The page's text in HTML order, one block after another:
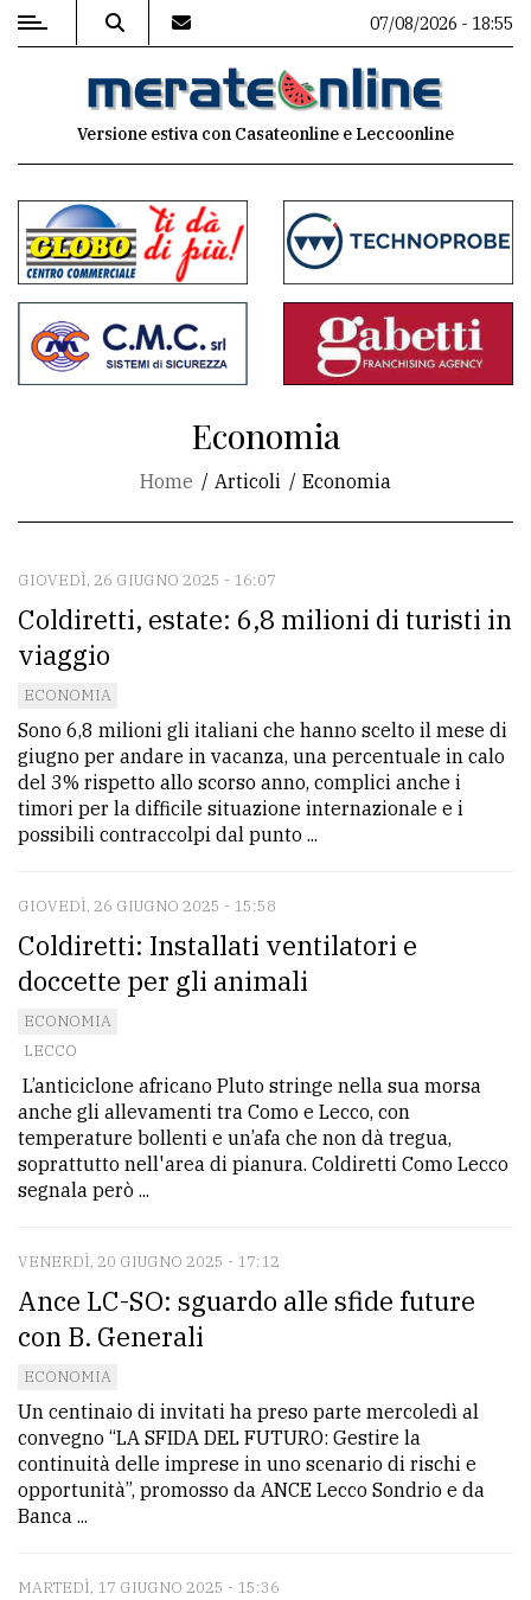
MENU
commenti
Contenuti
del
sito
CONTATTI
La
redazione
Per
la
tua
CERCA
Cerca
per
comune
Ricerca
avanzata
TESTATE
PRIVACY
Privacy
policy
07/08/2026 - 18:55
Versione estiva con Casateonline e Leccoonline
Economia
Home Articoli Economia
GIOVEDÌ, 26 GIUGNO 2025 - 16:07
Coldiretti, estate: 6,8 milioni di turisti in
viaggio
ECONOMIA
Sono 6,8 milioni gli italiani che hanno scelto il mese di
giugno per andare in vacanza, una percentuale in calo
del 3% rispetto allo scorso anno, complici anche i
timori per la difficile situazione internazionale e i
possibili contraccolpi dal punto ...
GIOVEDÌ, 26 GIUGNO 2025 - 15:58
Coldiretti: Installati ventilatori e
doccette per gli animali
ECONOMIA
LECCO
L’anticiclone africano Pluto stringe nella sua morsa
anche gli allevamenti tra Como e Lecco, con
temperature bollenti e un’afa che non dà tregua,
soprattutto nell'area di pianura. Coldiretti Como Lecco
segnala però ...
VENERDÌ, 20 GIUGNO 2025 - 17:12
Ance LC-SO: sguardo alle sfide future
con B. Generali
ECONOMIA
Un centinaio di invitati ha preso parte mercoledì al
convegno “LA SFIDA DEL FUTURO: Gestire la
continuità delle imprese in uno scenario di rischi e
opportunità”, promosso da ANCE Lecco Sondrio e da
Banca ...
MARTEDÌ, 17 GIUGNO 2025 - 15:36